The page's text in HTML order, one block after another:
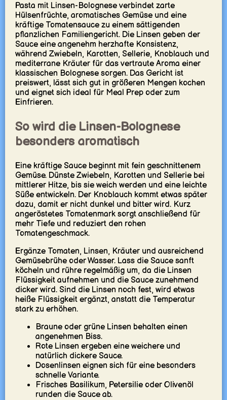
Pasta mit Linsen-Bolognese verbindet zarte
Hülsenfrüchte, aromatisches Gemüse und eine
kräftige Tomatensauce zu einem sättigenden
pflanzlichen Familiengericht. Die Linsen geben der
Sauce eine angenehm herzhafte Konsistenz,
während Zwiebeln, Karotten, Sellerie, Knoblauch und
mediterrane Kräuter für das vertraute Aroma einer
klassischen Bolognese sorgen. Das Gericht ist
preiswert, lässt sich gut in größeren Mengen kochen
und eignet sich ideal für Meal Prep oder zum
Einfrieren.
So wird die Linsen-Bolognese
besonders aromatisch
Eine kräftige Sauce beginnt mit fein geschnittenem
Gemüse. Dünste Zwiebeln, Karotten und Sellerie bei
mittlerer Hitze, bis sie weich werden und eine leichte
Süße entwickeln. Der Knoblauch kommt etwas später
dazu, damit er nicht dunkel und bitter wird. Kurz
angeröstetes Tomatenmark sorgt anschließend für
mehr Tiefe und reduziert den rohen
Tomatengeschmack.
Ergänze Tomaten, Linsen, Kräuter und ausreichend
Gemüsebrühe oder Wasser. Lass die Sauce sanft
köcheln und rühre regelmäßig um, da die Linsen
Flüssigkeit aufnehmen und die Sauce zunehmend
dicker wird. Sind die Linsen noch fest, wird etwas
heiße Flüssigkeit ergänzt, anstatt die Temperatur
stark zu erhöhen.
Braune oder grüne Linsen behalten einen
angenehmen Biss.
Rote Linsen ergeben eine weichere und
natürlich dickere Sauce.
Dosenlinsen eignen sich für eine besonders
schnelle Variante.
Frisches Basilikum, Petersilie oder Olivenöl
runden die Sauce ab.